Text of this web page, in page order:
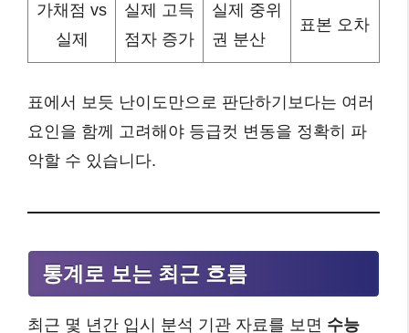
가채점 vs
실제
실제 고득
점자 증가
실제 중위
권 분산
표본 오차
표에서 보듯 난이도만으로 판단하기보다는 여러
요인을 함께 고려해야 등급컷 변동을 정확히 파
악할 수 있습니다.
통계로 보는 최근 흐름
최근 몇 년간 입시 분석 기관 자료를 보면 수능